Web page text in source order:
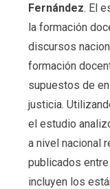
Fernández. El
la formación
discursos
formación
supuestos de
justicia.
el estudio
a nivel nacional
publicados
incluyen los